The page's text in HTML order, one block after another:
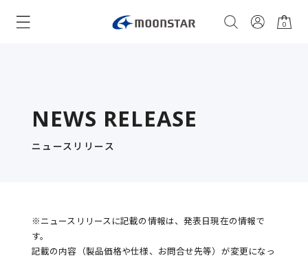
0
NEWS RELEASE
ニュースリリース
※ニュースリリースに記載の情報は、発表日現在の情報で
す。
記載の内容（製品価格や仕様、お問合せ先等）が変更になっ